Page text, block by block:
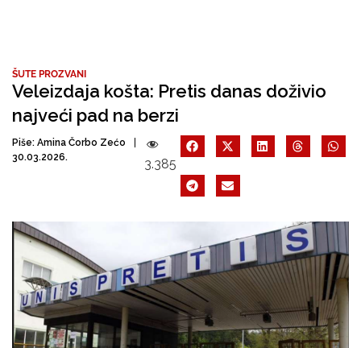
ŠUTE PROZVANI
Veleizdaja košta: Pretis danas doživio
najveći pad na berzi
Piše: Amina Čorbo Zećo
30.03.2026.
3.385